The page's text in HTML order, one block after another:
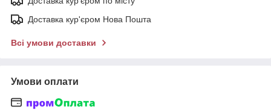
Доставка кур'єром Нова Пошта
Всі умови доставки
Умови оплати